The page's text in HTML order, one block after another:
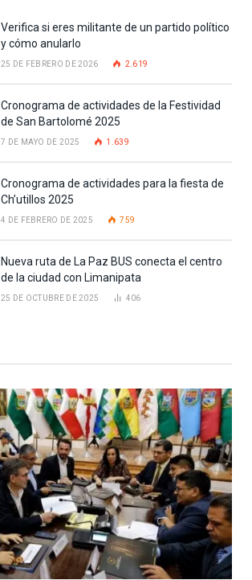
Verifica si eres militante de un partido político
y cómo anularlo
25 DE FEBRERO DE 2026 2.619
Cronograma de actividades de la Festividad
de San Bartolomé 2025
7 DE MAYO DE 2025 1.639
Cronograma de actividades para la fiesta de
Ch’utillos 2025
4 DE FEBRERO DE 2025 759
Nueva ruta de La Paz BUS conecta el centro
de la ciudad con Limanipata
25 DE OCTUBRE DE 2025 406